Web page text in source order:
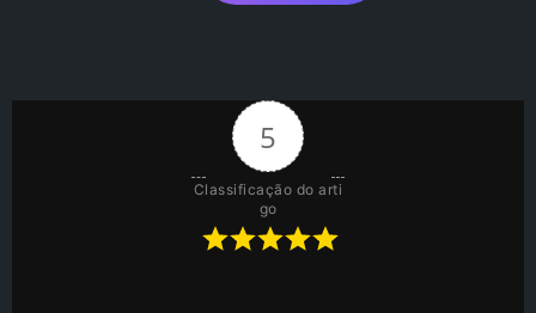
5
Classificação do arti
go